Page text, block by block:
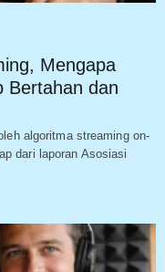
Mengapa
Bertahan dan
algoritma streaming on-
dari laporan Asosiasi